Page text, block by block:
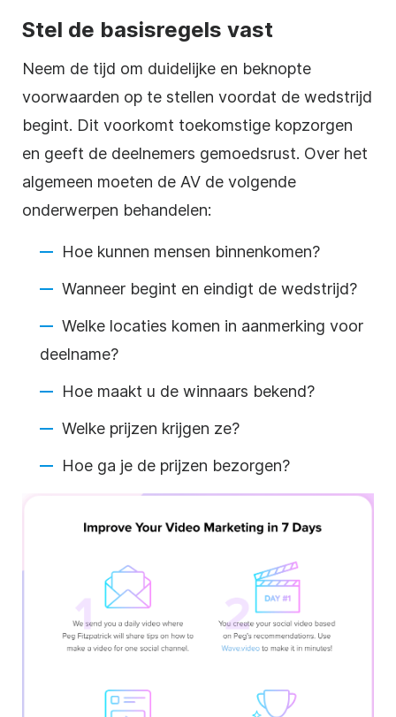
Stel de basisregels vast
Neem de tijd om duidelijke en beknopte
voorwaarden op te stellen voordat de wedstrijd
begint. Dit voorkomt toekomstige kopzorgen
en geeft de deelnemers gemoedsrust. Over het
algemeen moeten de AV de volgende
onderwerpen behandelen:
Hoe kunnen mensen binnenkomen?
Wanneer begint en eindigt de wedstrijd?
Welke locaties komen in aanmerking voor
deelname?
Hoe maakt u de winnaars bekend?
Welke prijzen krijgen ze?
Hoe ga je de prijzen bezorgen?